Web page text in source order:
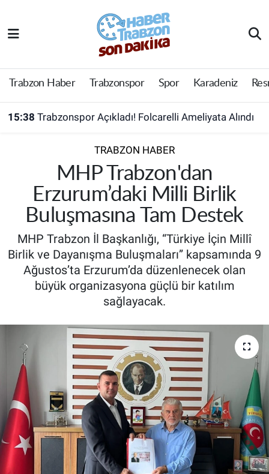
Trabzon Haber Trabzonspor Spor Karadeniz
15:38 Trabzonspor Açıkladı! Folcarelli Ameliyata Alındı
TRABZON HABER
MHP Trabzon'dan
Erzurum’daki Milli Birlik
Buluşmasına Tam Destek
MHP Trabzon İl Başkanlığı, “Türkiye İçin Millî
Birlik ve Dayanışma Buluşmaları” kapsamında 9
Ağustos’ta Erzurum’da düzenlenecek olan
büyük organizasyona güçlü bir katılım
sağlayacak.
Trabzon Haber
Trabzonspor
Resmi Reklam
Yazarlar
Perde Arkası
Trabzon Nöbetçi Eczaneler
Trabzon Hava Durumu
Süper Lig Puan Durumu ve Fikstür
Tüm Manşetler
Son Dakika Haberleri
Haber Arşivi